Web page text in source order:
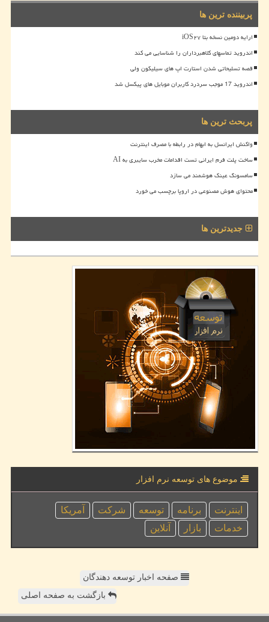
پربیننده ترین ها
ارایه دومین نسخه بتا iOS۲۷
اندروید تماسهای کلاهبرداران را شناسایی می کند
قصه تسلیحاتی شدن استارت اپ های سیلیکون ولی
اندروید 17 موجب سردرد کاربران موبایل های پیکسل شد
پربحث ترین ها
واکنش ایرانسل به ابهام در رابطه با مصرف اینترنت
ساخت پلت فرم ایرانی تست اقدامات مخرب سایبری به AI
سامسونگ عینک هوشمند می سازد
محتوای هوش مصنوعی در اروپا برچسب می خورد
جدیدترین ها
موضوع های توسعه نرم افزار
اینترنت برنامه توسعه شركت
آمریكا
خدمات
بازار آنلاین
صفحه اخبار توسعه دهندگان
بازگشت به صفحه اصلی